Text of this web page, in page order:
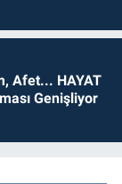
Afet... HAYAT
Genişliyor